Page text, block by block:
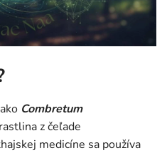
Combretum
z čeľade
medicíne sa používa